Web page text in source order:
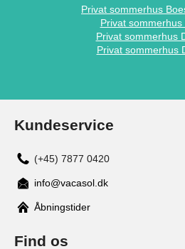
Privat sommerhus
Privat sommerhus
Privat sommerhus
Privat sommerhus
Kundeservice
(+45) 7877 0420
info@vacasol.dk
Åbningstider
Find os